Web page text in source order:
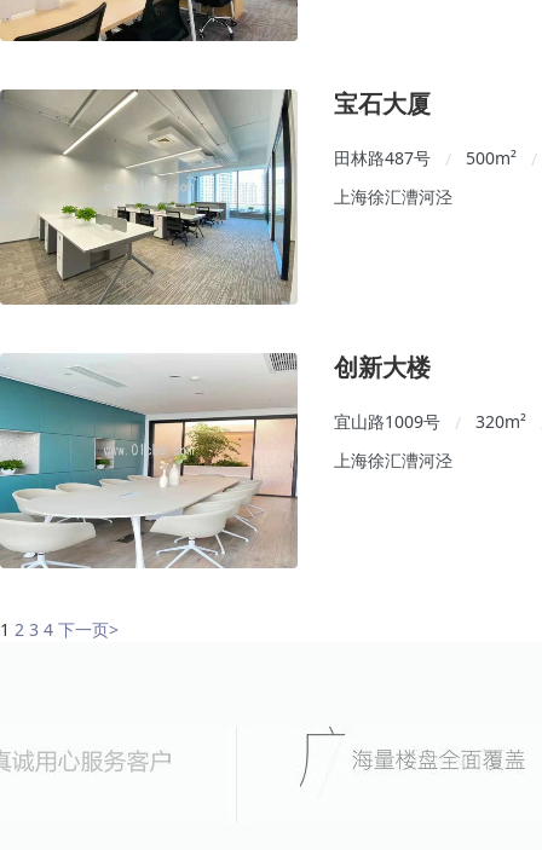
宝石大厦
田林路487号 / 500m²
/
上海徐汇漕河泾
创新大楼
宜山路1009号 / 320m²
上海徐汇漕河泾
1 2 3 4 下一页>